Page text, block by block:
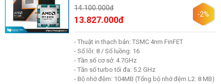
AM5
14.100.000đ
13.827.000đ
-2%
- Thuật in thạch bản: TSMC 4nm FinFET
- Số lõi: 8 / Số luồng: 16
- Tần số cơ sở: 4.7GHz
- Tần số turbo tối đa: 5.2 GHz
- Bộ nhớ đệm: 104MB (Tổng bộ nhớ đệm L2: 8 MB)